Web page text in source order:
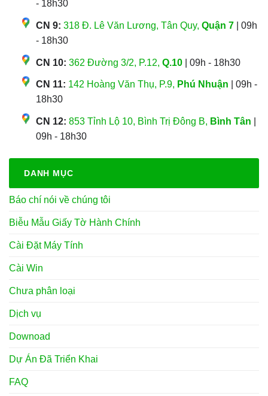
- 18h30
CN 9: 318 Đ. Lê Văn Lương, Tân Quy, Quận 7 | 09h
- 18h30
CN 10: 362 Đường 3/2, P.12, Q.10 | 09h - 18h30
CN 11: 142 Hoàng Văn Thụ, P.9, Phú Nhuận | 09h -
18h30
CN 12: 853 Tỉnh Lộ 10, Bình Trị Đông B, Bình Tân
09h - 18h30
DANH MỤC
Báo chí nói về chúng tôi
Biễu Mẫu Giấy Tờ Hành Chính
Cài Đặt Máy Tính
Cài Win
Chưa phân loại
Dịch vụ
Downoad
Dự Án Đã Triển Khai
FAQ